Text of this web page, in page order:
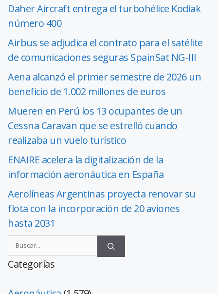
Daher Aircraft entrega el turbohélice Kodiak
número 400
Airbus se adjudica el contrato para el satélite
de comunicaciones seguras SpainSat NG-III
Aena alcanzó el primer semestre de 2026 un
beneficio de 1.002 millones de euros
Mueren en Perú los 13 ocupantes de un
Cessna Caravan que se estrelló cuando
realizaba un vuelo turístico
ENAIRE acelera la digitalización de la
información aeronáutica en España
Aerolíneas Argentinas proyecta renovar su
flota con la incorporación de 20 aviones
hasta 2031
Categorías